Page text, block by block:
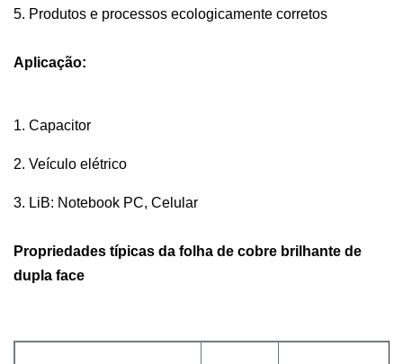
5. Produtos e processos ecologicamente corretos
Aplicação:
1. Capacitor
2. Veículo elétrico
3. LiB: Notebook PC, Celular
Propriedades típicas da folha de cobre brilhante de
dupla face